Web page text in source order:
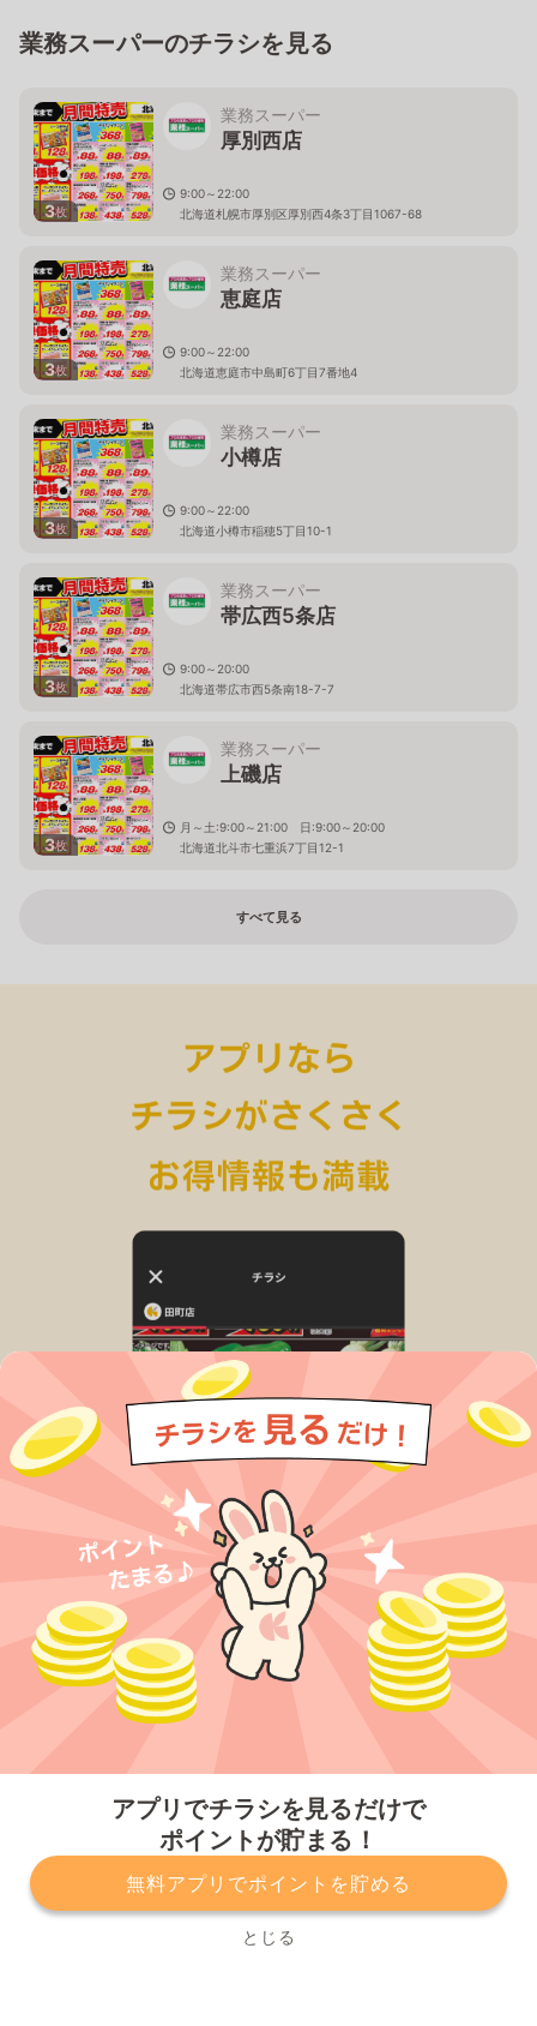
アプリでチラシを見るだけで
ポイントが貯まる！
無料アプリでポイントを貯める
とじる
業務スーパーのチラシを見る
3枚
業務スーパー
厚別西店
9:00～22:00
北海道札幌市厚別区厚別西4条3丁目1067-68
3枚
業務スーパー
恵庭店
9:00～22:00
北海道恵庭市中島町6丁目7番地4
3枚
業務スーパー
小樽店
9:00～22:00
北海道小樽市稲穂5丁目10-1
3枚
業務スーパー
帯広西5条店
9:00～20:00
北海道帯広市西5条南18-7-7
3枚
業務スーパー
上磯店
月～土:9:00～21:00 日:9:00～20:00
北海道北斗市七重浜7丁目12-1
すべて見る
プライバシーポリシー 利用規約
運営会社
サービスに関してのお問い合わせ